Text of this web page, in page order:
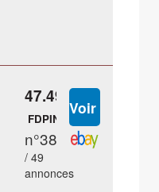
47.49 €
FDPIN
n°38
/ 49
annonces